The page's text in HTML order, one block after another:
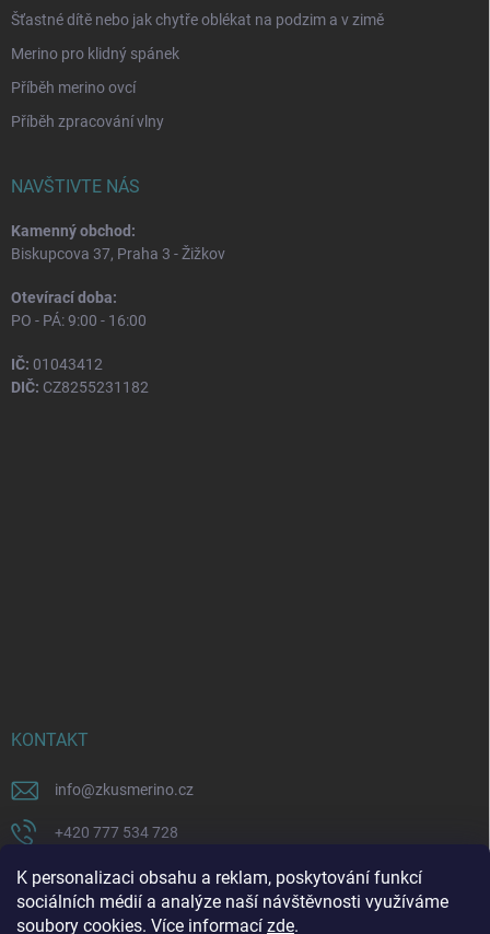
K personalizaci obsahu a reklam, poskytování funkcí
sociálních médií a analýze naší návštěvnosti využíváme
soubory cookies. Více informací zde.
Šťastné dítě nebo jak chytře oblékat na podzim a v zimě
Merino pro klidný spánek
Příběh merino ovcí
Příběh zpracování vlny
NAVŠTIVTE NÁS
Kamenný obchod:
Biskupcova 37, Praha 3 - Žižkov
Otevírací doba:
PO - PÁ: 9:00 - 16:00
IČ: 01043412
DIČ: CZ8255231182
KONTAKT
info@zkusmerino.cz
+420 777 534 728
https://www.facebook.com/zkusmerino/
zkusmerino.cz